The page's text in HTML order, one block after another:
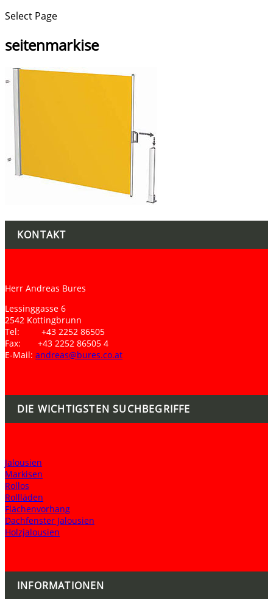
Select Page
seitenmarkise
KONTAKT
Herr Andreas Bures
Lessinggasse 6
2542 Kottingbrunn
Tel: +43 2252 86505
Fax: +43 2252 86505 4
E-Mail: andreas@bures.co.at
DIE WICHTIGSTEN SUCHBEGRIFFE
Jalousien
Markisen
Rollos
Rollläden
Flächenvorhang
Dachfenster Jalousien
Holzjalousien
INFORMATIONEN